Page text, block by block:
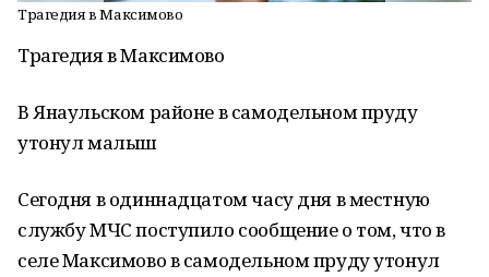
Трагедия в Максимово
Трагедия в Максимово
В Янаульском районе в самодельном пруду
утонул малыш
Сегодня в одиннадцатом часу дня в местную
службу МЧС поступило сообщение о том, что в
селе Максимово в самодельном пруду утонул